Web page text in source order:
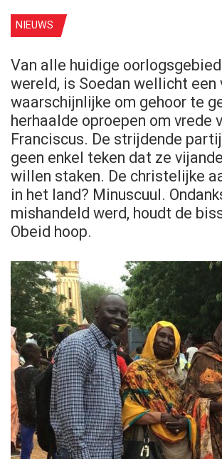
NIEUWS
Van alle huidige
wereld, is Soedan wellicht een
waarschijnlijke om gehoor te
herhaalde oproepen om vrede
Franciscus. De strijdende
geen enkel teken dat ze
willen staken. De christelijke
in het land? Minuscuul.
mishandeld werd, houdt de
Obeid hoop.